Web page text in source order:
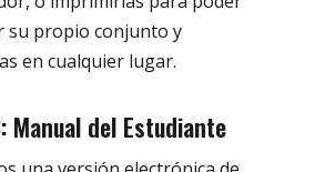
su propio conjunto y
en cualquier lugar.
Manual del Estudiante